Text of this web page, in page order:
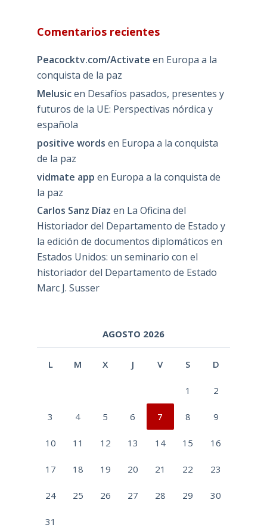
Comentarios recientes
Peacocktv.com/Activate en Europa a la
conquista de la paz
Melusicen Desafíos pasados, presentes y
futuros de la UE: Perspectivas nórdica y
española
positive words en Europa a la conquista
de la paz
vidmate app en Europa a la conquista de
la paz
Carlos Sanz Díaz en La Oficina del
Historiador del Departamento de Estado y
la edición de documentos diplomáticos en
Estados Unidos: un seminario con el
historiador del Departamento de Estado
Marc J. Susser
AGOSTO 2026
L M X J V S D
1 2
3 4 5 6 7 8 9
10 11 12 13 14 15 16
17 18 19 20 21 22 23
24 25 26 27 28 29 30
31